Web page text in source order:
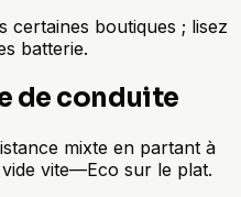
certaines boutiques ; lisez
batterie.
de conduite
mixte en partant à
vite—Eco sur le plat.